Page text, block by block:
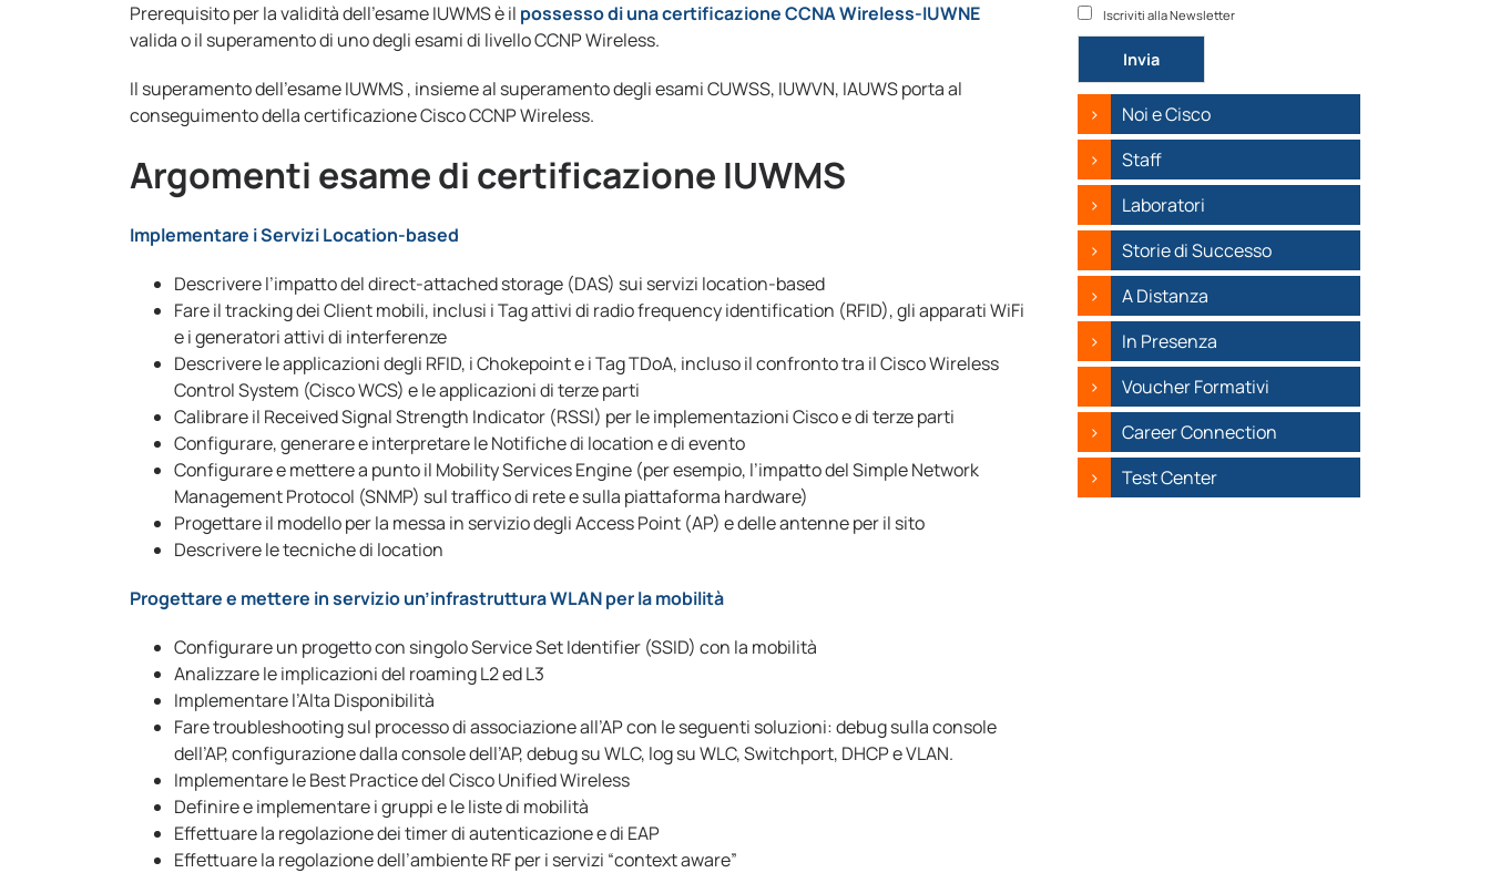
Prerequisito per la validità dell’esame IUWMS è il possesso di una certificazione CCNA Wireless-IUWNE
valida o il superamento di uno degli esami di livello CCNP Wireless.
Il superamento dell’esame IUWMS , insieme al superamento degli esami CUWSS, IUWVN, IAUWS porta al
conseguimento della certificazione Cisco CCNP Wireless.
Argomenti esame di certificazione IUWMS
Implementare i Servizi Location-based
Descrivere l’impatto del direct-attached storage (DAS) sui servizi location-based
Fare il tracking dei Client mobili, inclusi i Tag attivi di radio frequency identification (RFID), gli apparati WiFi
e i generatori attivi di interferenze
Descrivere le applicazioni degli RFID, i Chokepoint e i Tag TDoA, incluso il confronto tra il Cisco Wireless
Control System (Cisco WCS) e le applicazioni di terze parti
Calibrare il Received Signal Strength Indicator (RSSI) per le implementazioni Cisco e di terze parti
Configurare, generare e interpretare le Notifiche di location e di evento
Configurare e mettere a punto il Mobility Services Engine (per esempio, l’impatto del Simple Network
Management Protocol (SNMP) sul traffico di rete e sulla piattaforma hardware)
Progettare il modello per la messa in servizio degli Access Point (AP) e delle antenne per il sito
Descrivere le tecniche di location
Progettare e mettere in servizio un’infrastruttura WLAN per la mobilità
Configurare un progetto con singolo Service Set Identifier (SSID) con la mobilità
Analizzare le implicazioni del roaming L2 ed L3
Implementare l’Alta Disponibilità
Fare troubleshooting sul processo di associazione all’AP con le seguenti soluzioni: debug sulla console
dell’AP, configurazione dalla console dell’AP, debug su WLC, log su WLC, Switchport, DHCP e VLAN.
Implementare le Best Practice del Cisco Unified Wireless
Definire e implementare i gruppi e le liste di mobilità
Effettuare la regolazione dei timer di autenticazione e di EAP
Effettuare la regolazione dell’ambiente RF per i servizi “context aware”
Iscriviti alla Newsletter
Noi e Cisco
Staff
Laboratori
Storie di Successo
A Distanza
In Presenza
Voucher Formativi
Career Connection
Test Center